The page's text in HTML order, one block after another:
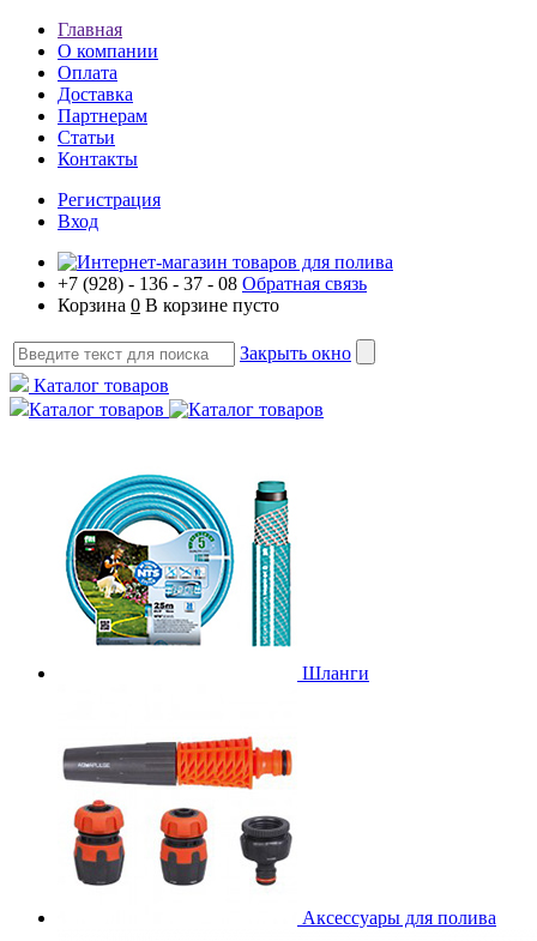
Главная
О компании
Оплата
Доставка
Партнерам
Статьи
Контакты
Регистрация
Вход
+7 (928) - 136 - 37 - 08 Обратная связь
Корзина 0 В корзине пусто
Закрыть окно
Каталог товаров
Каталог товаров
Шланги
Аксессуары для полива